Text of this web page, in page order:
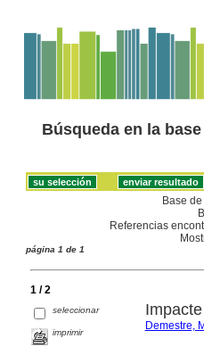
Búsqueda en la
Base
Referencias
página 1 de 1
1 / 2
seleccionar
imprimir
Demestre,